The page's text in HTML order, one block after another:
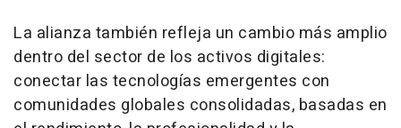
La alianza también refleja un cambio más amplio
dentro del sector de los activos digitales:
conectar las tecnologías emergentes con
comunidades globales consolidadas, basadas en